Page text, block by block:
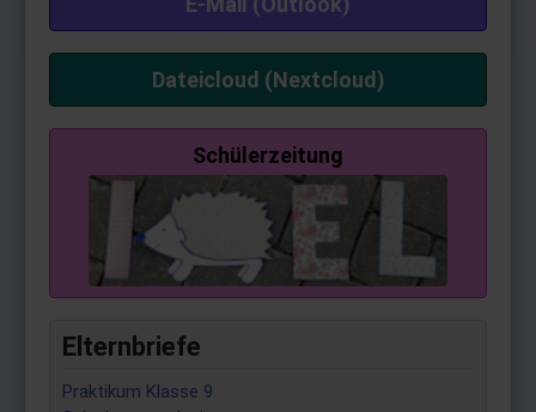
Dateicloud (Nextcloud)
Schülerzeitung
Elternbriefe
Praktikum Klasse 9